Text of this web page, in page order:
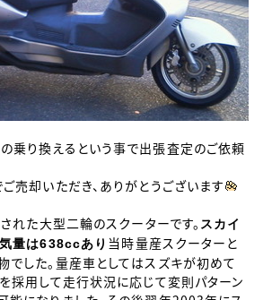
乗り換えるという事で出張査定のご依頼
売却いただき、ありがとうございます
れた大型二輪のスクーターです。 スカイ
量は638ccあ り 当時量産スクーターと
でした。量産車としてはスズキが初めて
を採用して走行状況に応じて変則パターン